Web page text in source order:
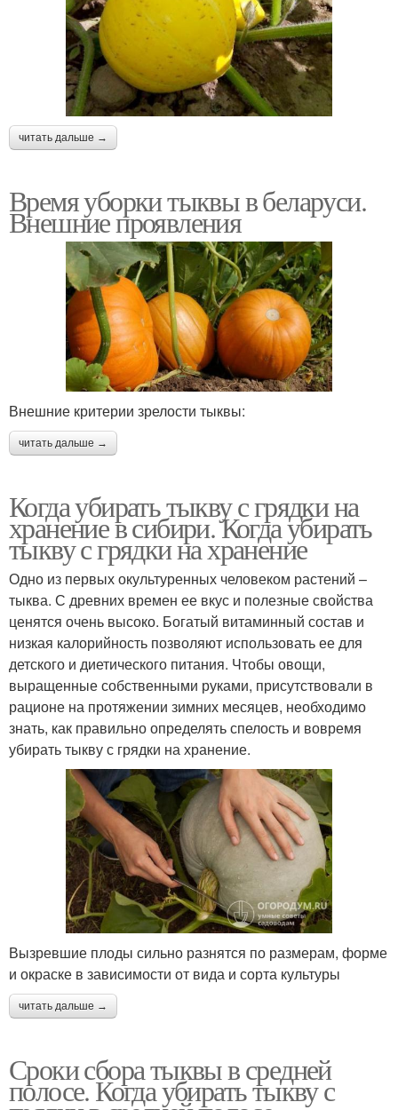
читать дальше →
Время уборки тыквы в беларуси.
Внешние проявления
Внешние критерии зрелости тыквы:
читать дальше →
Когда убирать тыкву с грядки на
хранение в сибири. Когда убирать
тыкву с грядки на хранение
Одно из первых окультуренных человеком растений –
тыква. С древних времен ее вкус и полезные свойства
ценятся очень высоко. Богатый витаминный состав и
низкая калорийность позволяют использовать ее для
детского и диетического питания. Чтобы овощи,
выращенные собственными руками, присутствовали в
рационе на протяжении зимних месяцев, необходимо
знать, как правильно определять спелость и вовремя
убирать тыкву с грядки на хранение.
Вызревшие плоды сильно разнятся по размерам, форме
и окраске в зависимости от вида и сорта культуры
читать дальше →
Сроки сбора тыквы в средней
полосе. Когда убирать тыкву с